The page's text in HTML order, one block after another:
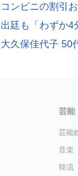
コンビニの割引
出廷も「わずか4
大久保佳代子 50
芸能
芸能
音楽
韓流